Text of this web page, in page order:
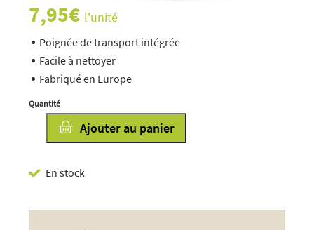
7,95€ l'unité
Poignée de transport intégrée
Facile à nettoyer
Fabriqué en Europe
En stock
quantité
Recyclé
Ajouter au panier